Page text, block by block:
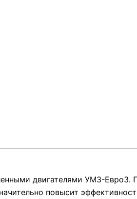
двигателями УМЗ-
повысит